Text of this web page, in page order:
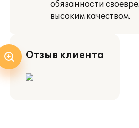
обязанности
высоким качеством.
Отзыв клиента